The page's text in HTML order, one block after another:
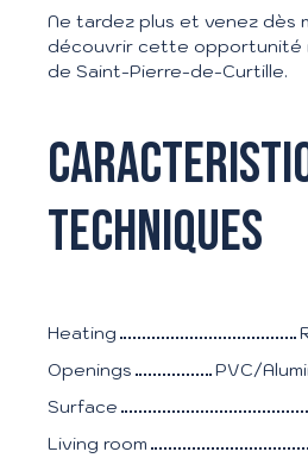
Ne tardez plus et venez dès
découvrir cette opportunité
de Saint-Pierre-de-Curtille.
techniques
Heating
Openings
PVC/
Surface
Living room